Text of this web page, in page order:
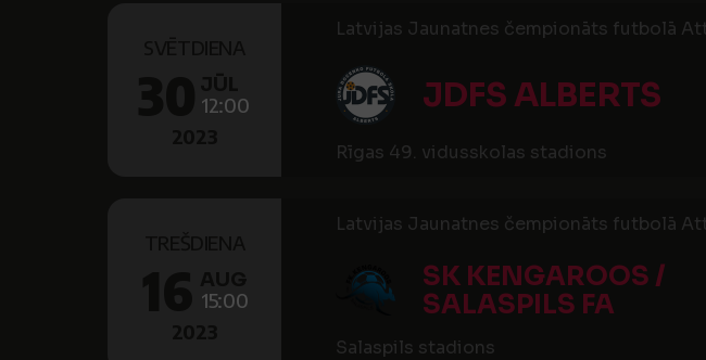
12:00
Latvijas Jaunatnes čempionāts futbolā
JDFS ALBERTS
Rīgas 49. vidusskolas stadions
15:00
Latvijas Jaunatnes čempionāts futbolā
SK KENGAROOS /
SALASPILS FA
Salaspils stadions